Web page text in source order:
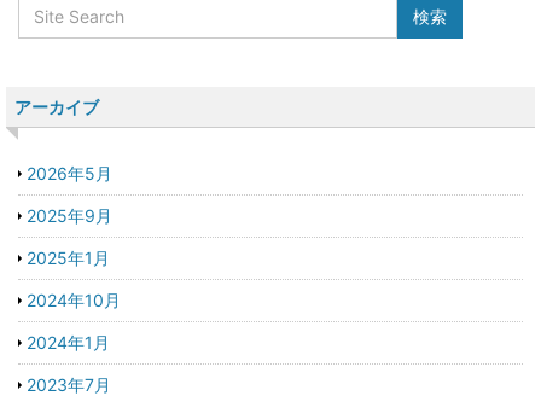
アーカイブ
2026年5月
2025年9月
2025年1月
2024年10月
2024年1月
2023年7月